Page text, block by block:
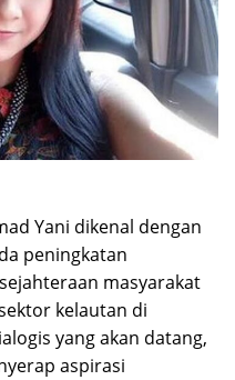
Yani dikenal dengan
peningkatan
masyarakat
kelautan di
yang akan datang,
aspirasi